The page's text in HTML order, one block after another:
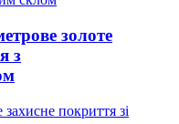
золоте
з